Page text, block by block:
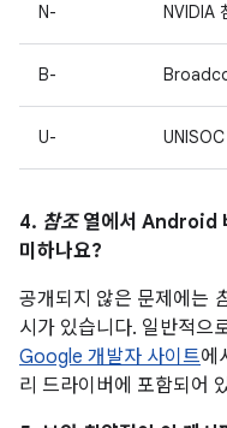
N- NVIDIA
B-
U-
4. 참조열에서 Android
미하나요?
공개되지 않은 문제에는
시가 있습니다. 일반적으
Google 개발자 사이트에
리 드라이버에 포함되어